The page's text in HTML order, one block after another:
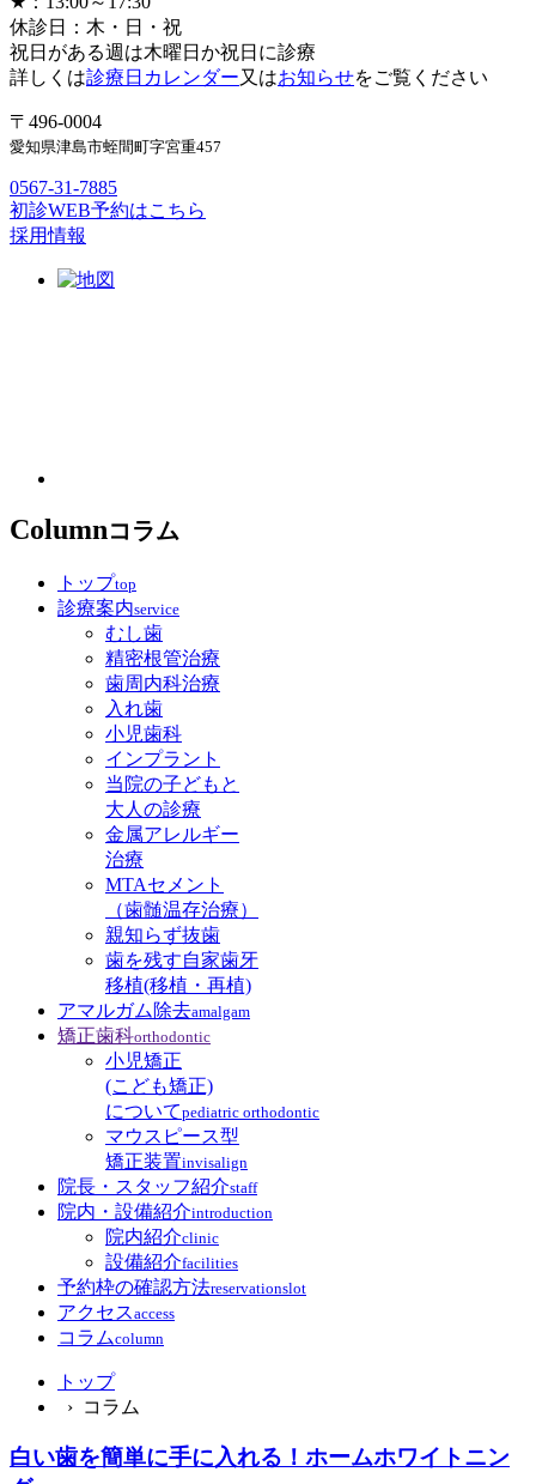
休診日：木・日・祝
祝日がある週は木曜日か祝日に診療
詳しくは診療日カレンダー又はお知らせをご覧ください
〒496-0004
愛知県津島市蛭間町字宮重457
0567-31-7885
初診WEB予約はこちら
採用情報
Columnコラム
トップtop
診療案内service
むし歯
精密根管治療
歯周内科治療
入れ歯
小児歯科
インプラント
当院の子どもと
大人の診療
金属アレルギー
治療
MTAセメント
（歯髄温存治療）
親知らず抜歯
歯を残す自家歯牙
移植(移植・再植)
アマルガム除去amalgam
矯正歯科orthodontic
小児矯正
(こども矯正)
についてpediatric orthodontic
マウスピース型
矯正装置invisalign
院長・スタッフ紹介staff
院内・設備紹介introduction
院内紹介clinic
設備紹介facilities
予約枠の確認方法reservationslot
アクセスaccess
コラムcolumn
トップ
› コラム
白い歯を簡単に手に入れる！ホームホワイトニン